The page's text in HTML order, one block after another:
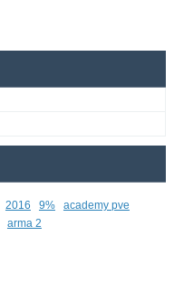
2016 9%
academy pve
arma 2